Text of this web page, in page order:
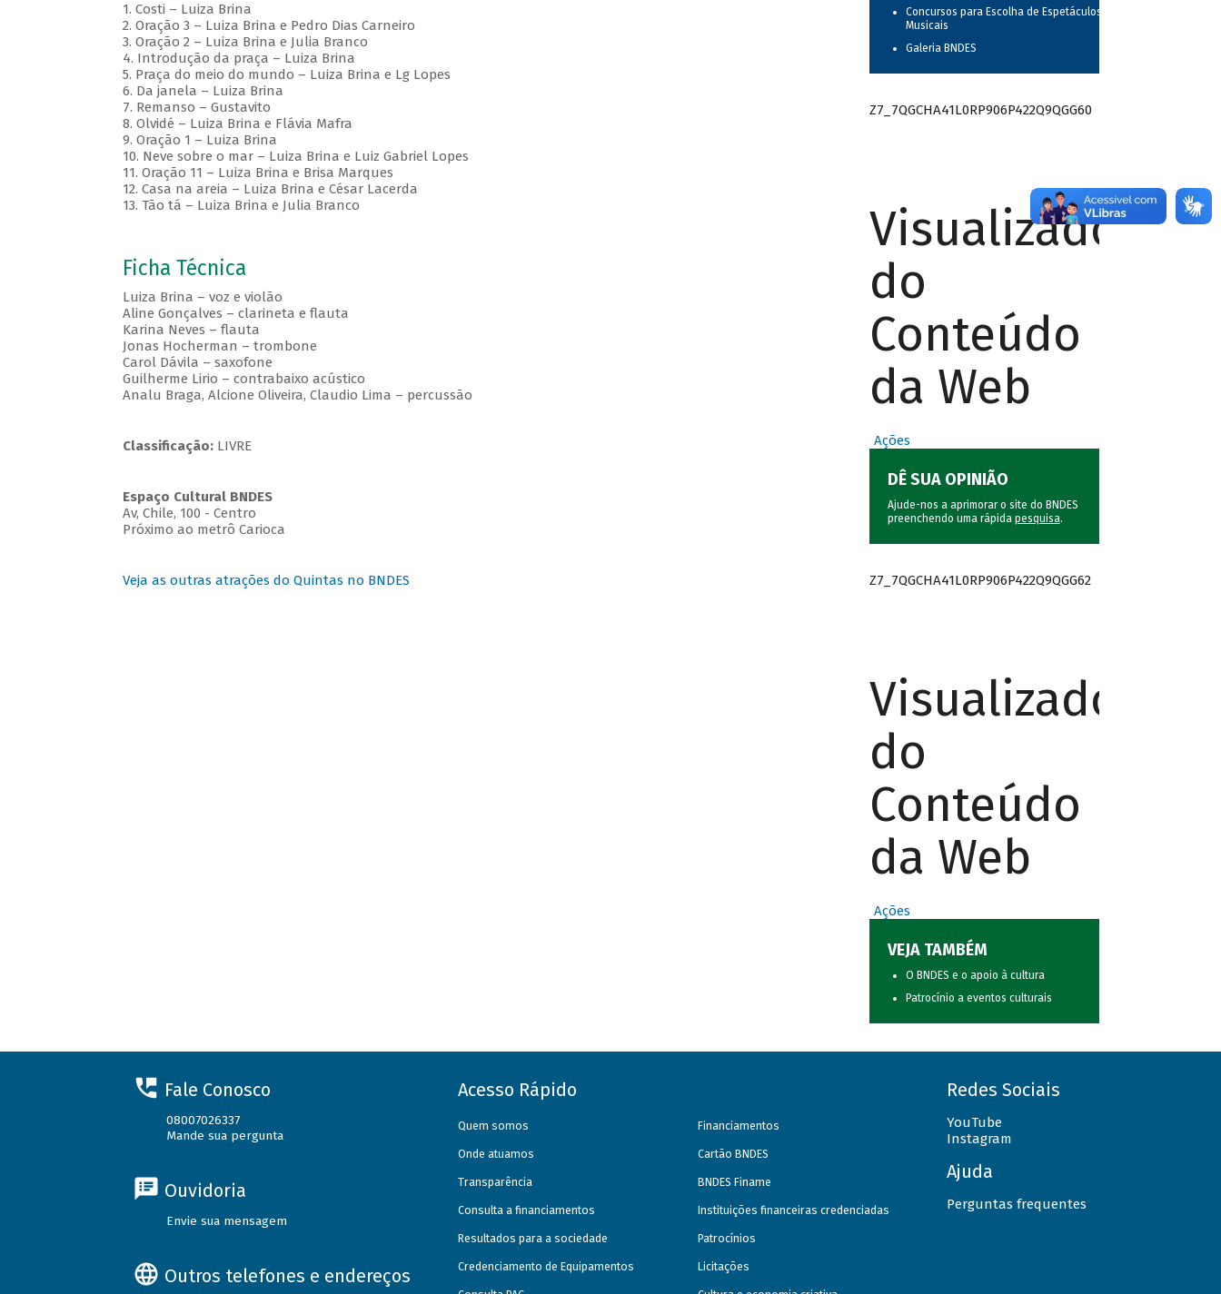
1. Costi – Luiza Brina
2. Oração 3 – Luiza Brina e Pedro Dias Carneiro
3. Oração 2 – Luiza Brina e Julia Branco
4. Introdução da praça – Luiza Brina
5. Praça do meio do mundo – Luiza Brina e Lg Lopes
6. Da janela – Luiza Brina
7. Remanso – Gustavito
8. Olvidé – Luiza Brina e Flávia Mafra
9. Oração 1 – Luiza Brina
10. Neve sobre o mar – Luiza Brina e Luiz Gabriel Lopes
11. Oração 11 – Luiza Brina e Brisa Marques
12. Casa na areia – Luiza Brina e César Lacerda
13. Tão tá – Luiza Brina e Julia Branco
Ficha Técnica
Luiza Brina – voz e violão
Aline Gonçalves – clarineta e flauta
Karina Neves – flauta
Jonas Hocherman – trombone
Carol Dávila – saxofone
Guilherme Lirio – contrabaixo acústico
Analu Braga, Alcione Oliveira, Claudio Lima – percussão
Classificação: LIVRE
Espaço Cultural BNDES
Av, Chile, 100 - Centro
Próximo ao metrô Carioca
Veja as outras atrações do Quintas no BNDES
Concursos para Escolha de Espetáculos
Musicais
Galeria BNDES
Z7_7QGCHA41L0RP906P422Q9QGG60
Visualizador
do
Conteúdo
da Web
Ações
DÊ SUA OPINIÃO
Ajude-nos a aprimorar o site do BNDES
preenchendo uma rápida pesquisa.
Z7_7QGCHA41L0RP906P422Q9QGG62
Visualizador
do
Conteúdo
da Web
Ações
VEJA TAMBÉM
O BNDES e o apoio à cultura
Patrocínio a eventos culturais
Fale Conosco
08007026337
Mande sua pergunta
Ouvidoria
Envie sua mensagem
Outros telefones e endereços
Acesso Rápido
Quem somos
Onde atuamos
Transparência
Consulta a financiamentos
Resultados para a sociedade
Credenciamento de Equipamentos
Financiamentos
Cartão BNDES
BNDES Finame
Instituições financeiras credenciadas
Patrocínios
Licitações
Redes Sociais
YouTube
Instagram
Ajuda
Perguntas frequentes